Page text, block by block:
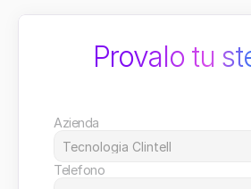
Provalo tu
Azienda
Telefono